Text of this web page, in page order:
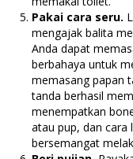
Pakai cara seru.
mengajak balita
Anda dapat
berbahaya untuk
memasang papan
tanda berhasil
menempatkan
atau pup, dan cara
bersemangat